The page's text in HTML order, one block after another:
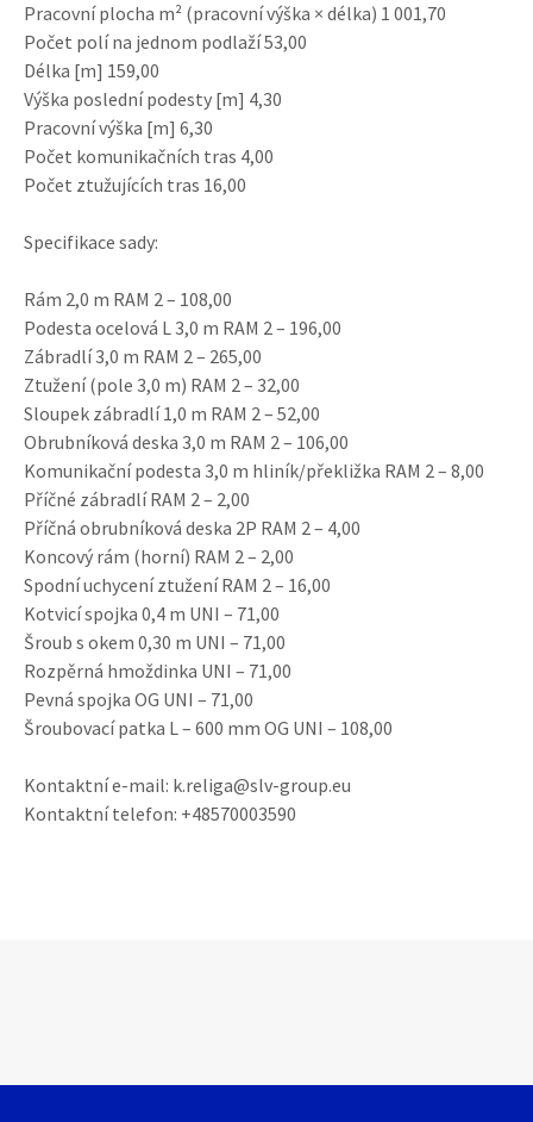
Pracovní plocha m² (pracovní výška × délka) 1 001,70
Počet polí na jednom podlaží 53,00
Délka [m] 159,00
Výška poslední podesty [m] 4,30
Pracovní výška [m] 6,30
Počet komunikačních tras 4,00
Počet ztužujících tras 16,00
Specifikace sady:
Rám 2,0 m RAM 2 – 108,00
Podesta ocelová L 3,0 m RAM 2 – 196,00
Zábradlí 3,0 m RAM 2 – 265,00
Ztužení (pole 3,0 m) RAM 2 – 32,00
Sloupek zábradlí 1,0 m RAM 2 – 52,00
Obrubníková deska 3,0 m RAM 2 – 106,00
Komunikační podesta 3,0 m hliník/překližka RAM 2 – 8,00
Příčné zábradlí RAM 2 – 2,00
Příčná obrubníková deska 2P RAM 2 – 4,00
Koncový rám (horní) RAM 2 – 2,00
Spodní uchycení ztužení RAM 2 – 16,00
Kotvicí spojka 0,4 m UNI – 71,00
Šroub s okem 0,30 m UNI – 71,00
Rozpěrná hmoždinka UNI – 71,00
Pevná spojka OG UNI – 71,00
Šroubovací patka L – 600 mm OG UNI – 108,00
Kontaktní e-mail: k.religa@slv-group.eu
Kontaktní telefon: +48570003590